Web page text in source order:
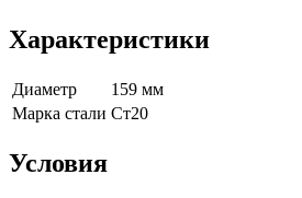
Характеристики
Диаметр
159 мм
Марка стали Ст20
Условия